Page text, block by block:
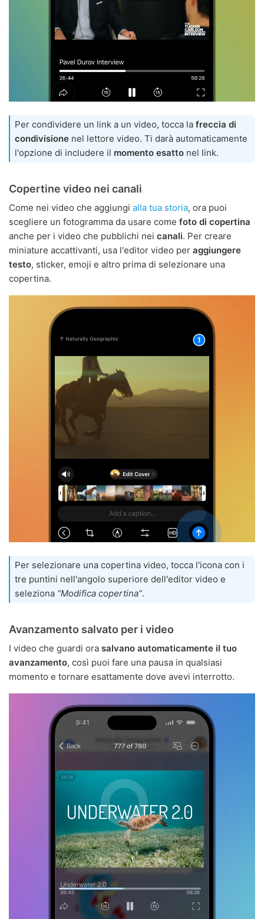
Per condividere un link a un video, tocca la freccia di
condivisione nel lettore video. Ti darà automaticamente
l'opzione di includere il momento esatto nel link.
Copertine video nei canali
Come nei video che aggiungi alla tua storia, ora puoi
scegliere un fotogramma da usare come foto di copertina
anche per i video che pubblichi nei canali. Per creare
miniature accattivanti, usa l'editor video per aggiungere
testo, sticker, emoji e altro prima di selezionare una
copertina.
Per selezionare una copertina video, tocca l'icona con i
tre puntini nell'angolo superiore dell'editor video e
seleziona “Modifica copertina”.
Avanzamento salvato per i video
I video che guardi ora salvano automaticamente il tuo
avanzamento, così puoi fare una pausa in qualsiasi
momento e tornare esattamente dove avevi interrotto.